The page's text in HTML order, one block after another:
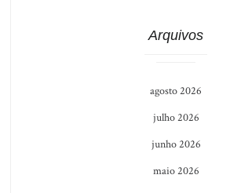
Arquivos
agosto 2026
julho 2026
junho 2026
maio 2026